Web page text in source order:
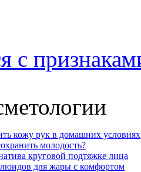
с
кожу рук в домашних условиях
молодость?
круговой подтяжке лица
для жары с комфортом